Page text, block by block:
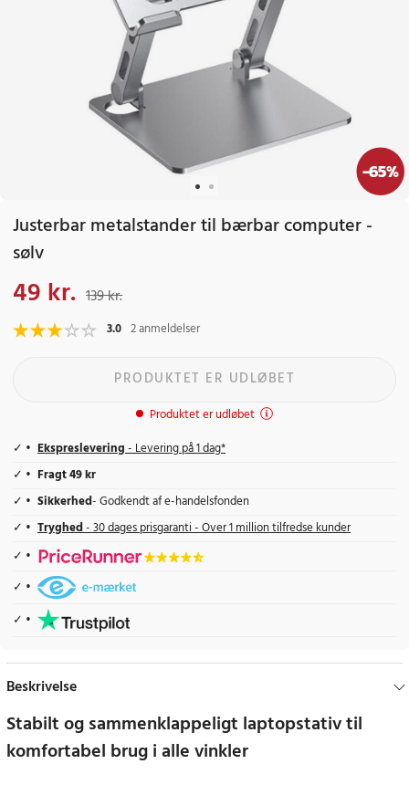
-65%
Justerbar metalstander til bærbar computer -
sølv
Nuværende pris
49 kr. 139 kr.
3.0 2 anmeldelser
PRODUKTET ER UDLØBET
Produktet er udløbet
Ekspreslevering- Levering på 1 dag*
Fragt 49 kr
Sikkerhed- Godkendt af e-handelsfonden
Tryghed- 30 dages prisgaranti - Over 1 million tilfredse kunder
Beskrivelse
Stabilt og sammenklappeligt laptopstativ til
komfortabel brug i alle vinkler